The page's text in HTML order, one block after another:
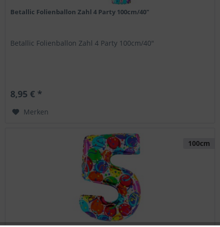
Betallic Folienballon Zahl 4 Party 100cm/40"
Betallic Folienballon Zahl 4 Party 100cm/40"
8,95 € *
Merken
100cm